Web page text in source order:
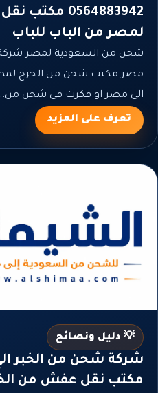
0564883942
لمصر من الباب للباب
شحن من السعودية لمصر
مصر مكتب شحن من الخرج
الى مصر او فكرت فى شحن
تعرف على المزيد
💡 دليل ونصائح
مكتب نقل عفش من